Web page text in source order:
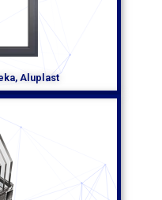
które zapewniają
domu lub biura. Rolety
na kosztach
w pomieszczeniu na
są świetnym
całkowitego
do snu w ciągu
powierzony
doświadczenie w tej
montaż to
rolet. Firma montująca
modelu,
Aluplast